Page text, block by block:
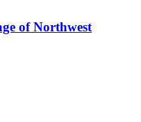
of Northwest